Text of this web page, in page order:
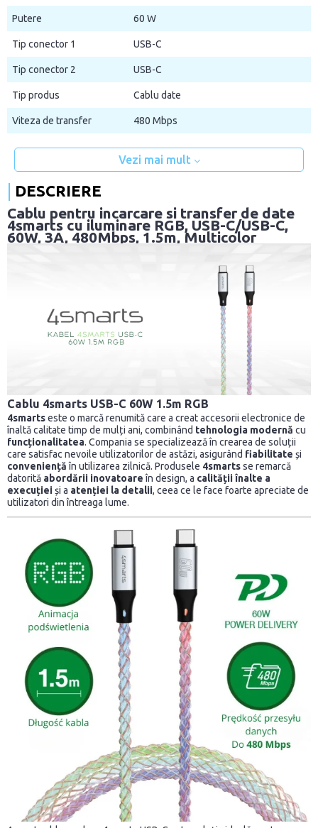
Putere 60 W
Tip conector 1 USB-C
Tip conector 2 USB-C
Tip produs Cablu date
Viteza de transfer 480 Mbps
Vezi mai mult
DESCRIERE
Cablu pentru incarcare si transfer de date
4smarts cu iluminare RGB, USB-C/USB-C,
60W, 3A, 480Mbps, 1.5m, Multicolor
Cablu 4smarts USB-C 60W 1.5m RGB
4smartseste o marcă renumită care a creat accesorii electronice de
înaltă calitate timp de mulți ani, combinând tehnologia modernă cu
funcționalitatea. Compania se specializează în crearea de soluții
care satisfac nevoile utilizatorilor de astăzi, asigurând fiabilitate și
conveniențăîn utilizarea zilnică. Produsele 4smartsse remarcă
datorită abordării inovatoareîn design, a calității înalte a
execuțieiși a atenției la detalii, ceea ce le face foarte apreciate de
utilizatori din întreaga lume.